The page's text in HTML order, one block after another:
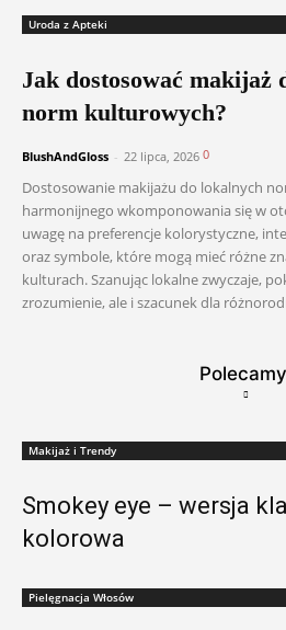
Uroda z Apteki
Jak dostosować makijaż
norm kulturowych?
BlushAndGloss - 22 lipca, 2026 0
Dostosowanie makijażu do lokalnych
harmonijnego wkomponowania się w
uwagę na preferencje kolorystyczne,
oraz symbole, które mogą mieć różne
kulturach. Szanując lokalne zwyczaje,
zrozumienie, ale i szacunek dla
Makijaż i Trendy
Smokey eye – wersja
kolorowa
Pielęgnacja Włosów